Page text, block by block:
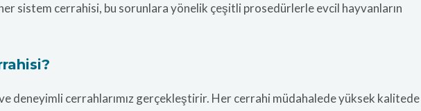
sistem cerrahisi, bu sorunlara yönelik çeşitli prosedürlerle evcil hayvanların
deneyimli cerrahlarımız gerçekleştirir. Her cerrahi müdahalede yüksek kalitede